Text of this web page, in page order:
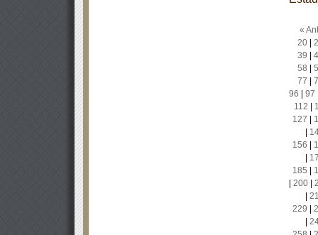
«
20|
39
58
77
96
97
112
127
156
185
200|
229